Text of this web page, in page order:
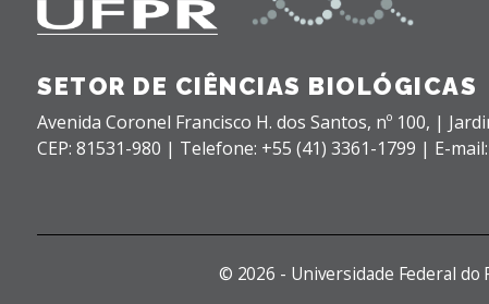
SETOR DE CIÊNCIAS BIOLÓGICAS
Avenida Coronel Francisco H. dos Santos, nº 100, |
CEP: 81531-980 | Telefone: +55 (41) 3361-1799 | E-
© 2026 - Universidade Federal do